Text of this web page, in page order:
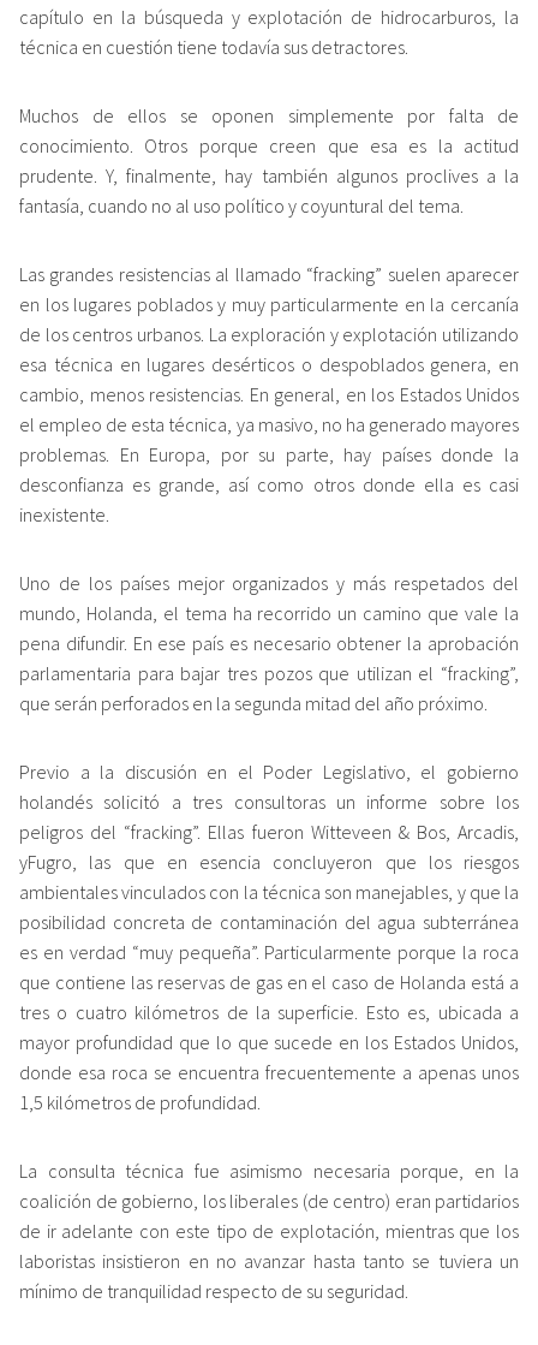
capítulo en la búsqueda y explotación de hidrocarburos, la
técnica en cuestión tiene todavía sus detractores.
Muchos de ellos se oponen simplemente por falta de
conocimiento. Otros porque creen que esa es la actitud
prudente. Y, finalmente, hay también algunos proclives a la
fantasía, cuando no al uso político y coyuntural del tema.
Las grandes resistencias al llamado “fracking” suelen aparecer
en los lugares poblados y muy particularmente en la cercanía
de los centros urbanos. La exploración y explotación utilizando
esa técnica en lugares desérticos o despoblados genera, en
cambio, menos resistencias. En general, en los Estados Unidos
el empleo de esta técnica, ya masivo, no ha generado mayores
problemas. En Europa, por su parte, hay países donde la
desconfianza es grande, así como otros donde ella es casi
inexistente.
Uno de los países mejor organizados y más respetados del
mundo, Holanda, el tema ha recorrido un camino que vale la
pena difundir. En ese país es necesario obtener la aprobación
parlamentaria para bajar tres pozos que utilizan el “fracking”,
que serán perforados en la segunda mitad del año próximo.
Previo a la discusión en el Poder Legislativo, el gobierno
holandés solicitó a tres consultoras un informe sobre los
peligros del “fracking”. Ellas fueron Witteveen & Bos, Arcadis,
yFugro, las que en esencia concluyeron que los riesgos
ambientales vinculados con la técnica son manejables, y que la
posibilidad concreta de contaminación del agua subterránea
es en verdad “muy pequeña”. Particularmente porque la roca
que contiene las reservas de gas en el caso de Holanda está a
tres o cuatro kilómetros de la superficie. Esto es, ubicada a
mayor profundidad que lo que sucede en los Estados Unidos,
donde esa roca se encuentra frecuentemente a apenas unos
1,5 kilómetros de profundidad.
La consulta técnica fue asimismo necesaria porque, en la
coalición de gobierno, los liberales (de centro) eran partidarios
de ir adelante con este tipo de explotación, mientras que los
laboristas insistieron en no avanzar hasta tanto se tuviera un
mínimo de tranquilidad respecto de su seguridad.